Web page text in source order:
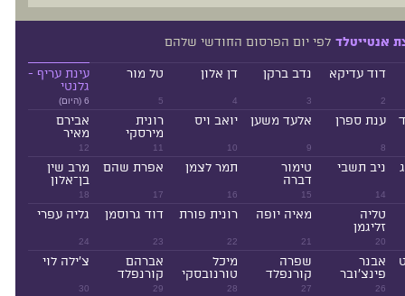
אנטייטלד לפי יום הפרסום החודשי שלהם
2
דוד עדיקא
3
נדב ברקן
4
דן אלון
5
טל מור
6 (היום)
עינת עריף -
גלנטי
8
ענת ספרן
9
אלעד משען
10
יואב ויס
11
רונית
מירסקי
12
אבירם
מאיר
14
ניב תשבי
15
טימור
דברה
16
תמר לצמן
17
אפרת שהם
18
מרב שין
בן־אלון
20
טליה
זליגמן
21
מאיה יופה
22
רונית פורת
23
דוד גרוסמן
24
גליה עפרי
26
אבנר
פינצ'ובר
27
שפרה
קורנפלד
28
מיכל
טורנובסקי
29
אברהם
קורנפלד
30
צ'ילה לוי